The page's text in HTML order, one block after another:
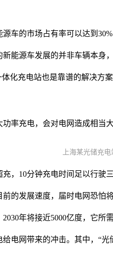
车的市场占有率可以达到
能源车发展的并非车辆本身
化充电站也是靠谱的解决方
率充电，会对电网造成相当
上海某光储充
，10分钟充电时间足以行驶
的发展速度，届时电网恐怕
年将接近5000亿度，它所
电网带来的冲击。其中，“光